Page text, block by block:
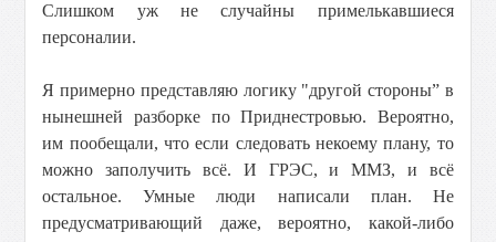
Слишком уж не случайны примелькавшиеся
персоналии.
Я примерно представляю логику "другой стороны” в
нынешней разборке по Приднестровью. Вероятно,
им пообещали, что если следовать некоему плану, то
можно заполучить всё. И ГРЭС, и ММЗ, и всё
остальное. Умные люди написали план. Не
предусматривающий даже, вероятно, какой-либо